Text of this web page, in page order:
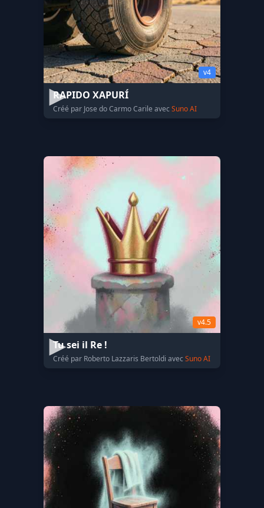
v4
RAPIDO XAPURÍ
Créé par Jose do Carmo Carile avec Suno AI
v4.5
Tu sei il Re !
Créé par Roberto Lazzaris Bertoldi avec Suno AI